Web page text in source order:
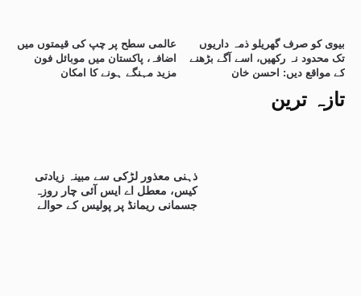
تازہ ترین
ذہنی معذور لڑکی سے مبینہ زیادتی
کیس، معطل اے ایس آئی چار روزہ
جسمانی ریمانڈ پر پولیس کے حوالے
عالمی سطح پر چپ کی قیمتوں میں
اضافہ، پاکستان میں موبائل فون
مزید مہنگے ہونے کا امکان
بیوی کو صرف گھریلو ذمہ داریوں
تک محدود نہ رکھیں، اسے آگے بڑھنے
کے مواقع دیں: احسن خان